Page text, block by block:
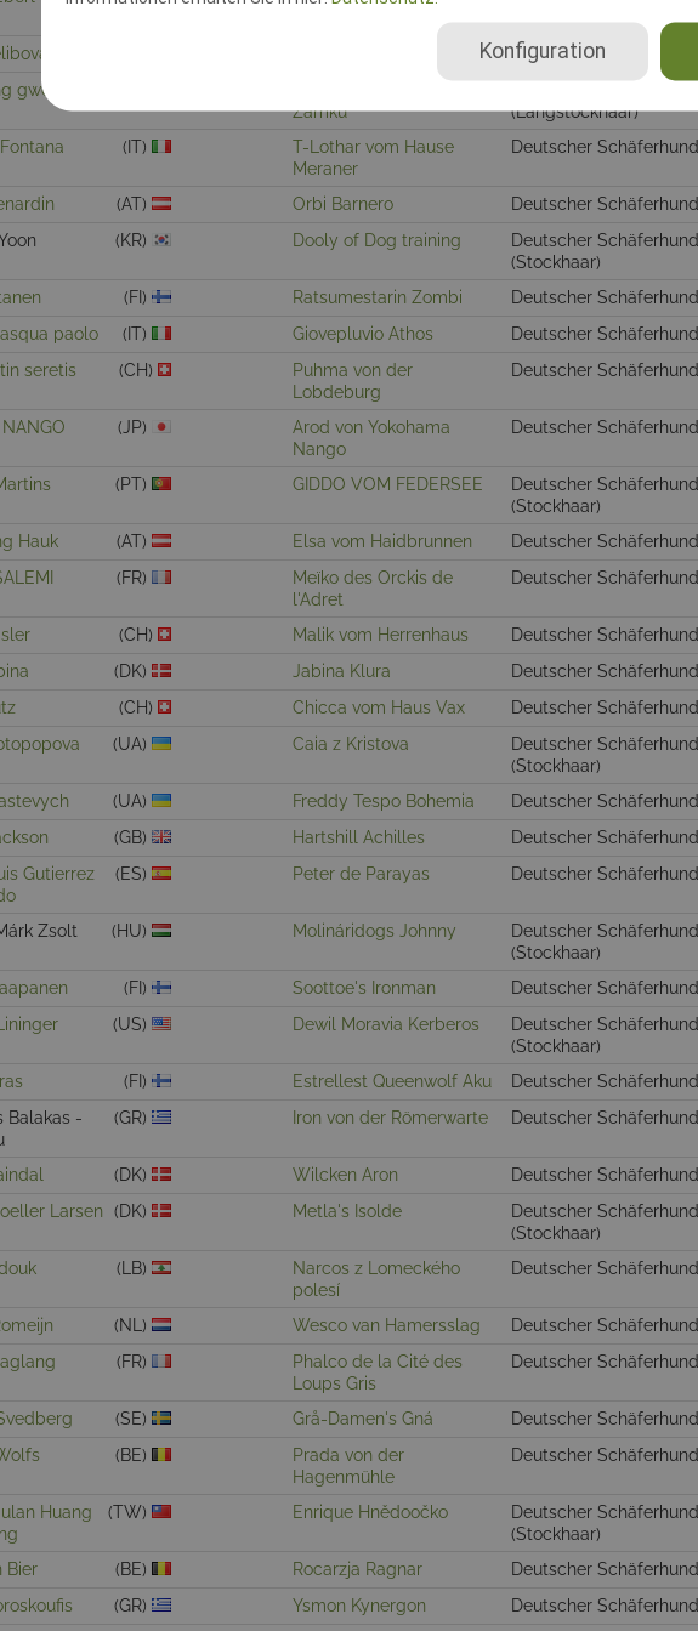
Konfiguration
Nico z Lomeckého polesí Deutscher Schäferhund
gwon
Zamku
(Langstockhaar)
(IT)
T-Lothar vom Hause
Meraner
Deutscher Schäferhund
(AT) Orbi Barnero Deutscher Schäferhund
(KR) Dooly of Dog training
Deutscher Schäferhund
(Stockhaar)
(FI) Ratsumestarin Zombi Deutscher Schäferhund
paolo (IT) Giovepluvio Athos Deutscher Schäferhund
seretis (CH)
Puhma von der
Lobdeburg
Deutscher Schäferhund
NANGO (JP)
Arod von Yokohama
Nango
Deutscher Schäferhund
(PT) GIDDO VOM FEDERSEE
Deutscher Schäferhund
(Stockhaar)
Hauk (AT) Elsa vom Haidbrunnen Deutscher Schäferhund
(FR)
Meïko des Orckis de
l'Adret
Deutscher Schäferhund
(CH) Malik vom Herrenhaus Deutscher Schäferhund
(DK) Jabina Klura Deutscher Schäferhund
(CH) Chicca vom Haus Vax Deutscher Schäferhund
(UA) Caia z Kristova
Deutscher Schäferhund
(Stockhaar)
(UA) Freddy Tespo Bohemia Deutscher Schäferhund
(GB) Hartshill Achilles Deutscher Schäferhund
Gutierrez
(ES) Peter de Parayas Deutscher Schäferhund
Zsolt (HU) Molináridogs Johnny
Deutscher Schäferhund
(Stockhaar)
(FI) Soottoe's Ironman Deutscher Schäferhund
(US) Dewil Moravia Kerberos
Deutscher Schäferhund
(Stockhaar)
(FI) Estrellest Queenwolf Aku Deutscher Schäferhund
Balakas -
(GR) Iron von der Römerwarte Deutscher Schäferhund
(DK) Wilcken Aron Deutscher Schäferhund
Larsen (DK) Metla's Isolde
Deutscher Schäferhund
(Stockhaar)
(LB)
Narcos z Lomeckého
polesí
Deutscher Schäferhund
(NL) Wesco van Hamersslag Deutscher Schäferhund
(FR)
Phalco de la Cité des
Loups Gris
Deutscher Schäferhund
(SE) Grå-Damen's Gná Deutscher Schäferhund
(BE)
Prada von der
Hagenmühle
Deutscher Schäferhund
Huang
(TW) Enrique Hnědoočko
Deutscher Schäferhund
(Stockhaar)
Bier (BE) Rocarzja Ragnar Deutscher Schäferhund
(GR) Ysmon Kynergon Deutscher Schäferhund